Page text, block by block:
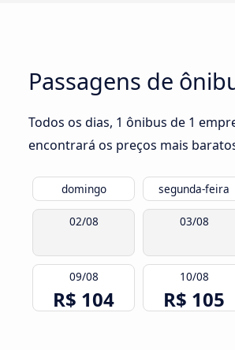
Passagens de
Todos os dias, 1 ônibus de 1
encontrará os preços mais
domingo segunda-feira
02/08 03/08
09/08
R$ 104
10/08
R$ 105